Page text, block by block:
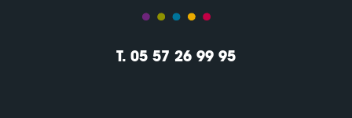
T. 05 57 26 99 95